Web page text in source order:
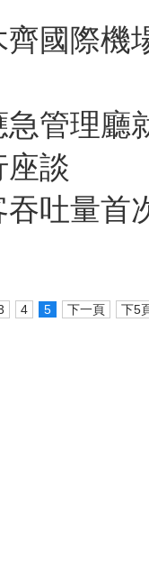
國際機
管理廳
座談
吐量首
4 5 下一頁 下5